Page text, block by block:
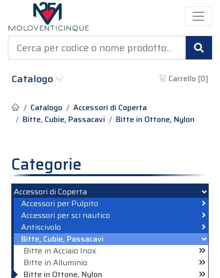
Catalogo
Carrello [0]
Catalogo
Accessori di Coperta
Bitte, Cubie, Passacavi
Bitte in Ottone, Nylon
Categorie
Accessori di Coperta
Accessori per Pulpito
Accessori per sci nautico
Antiscivolo
Bitte, Cubie, Passacavi
Bitte in Acciaio Inox
Bitte in Alluminio
Bitte in Ottone, Nylon